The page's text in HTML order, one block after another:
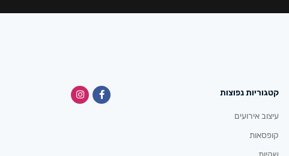
קטגוריות נפוצות
עיצוב אירועים
קופסאות